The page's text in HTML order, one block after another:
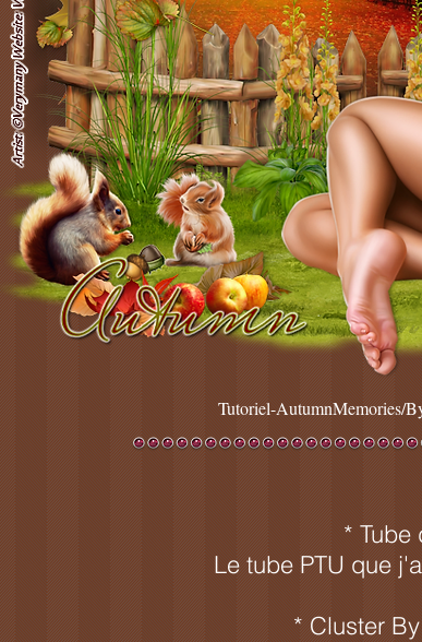
Tutoriel-AutumnMemories/
*
Le tube PTU que
* Cluster